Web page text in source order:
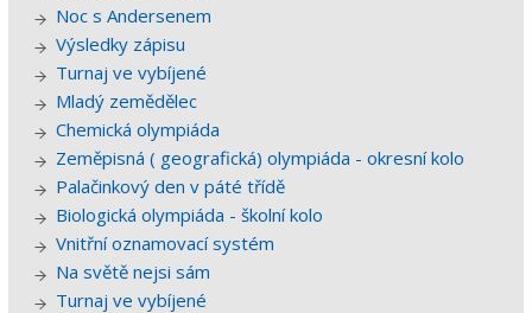
Noc s Andersenem
Výsledky zápisu
Turnaj ve vybíjené
Mladý zemědělec
Chemická olympiáda
Zeměpisná ( geografická) olympiáda - okresní kolo
Palačinkový den v páté třídě
Biologická olympiáda - školní kolo
Vnitřní oznamovací systém
Na světě nejsi sám
Turnaj ve vybíjené